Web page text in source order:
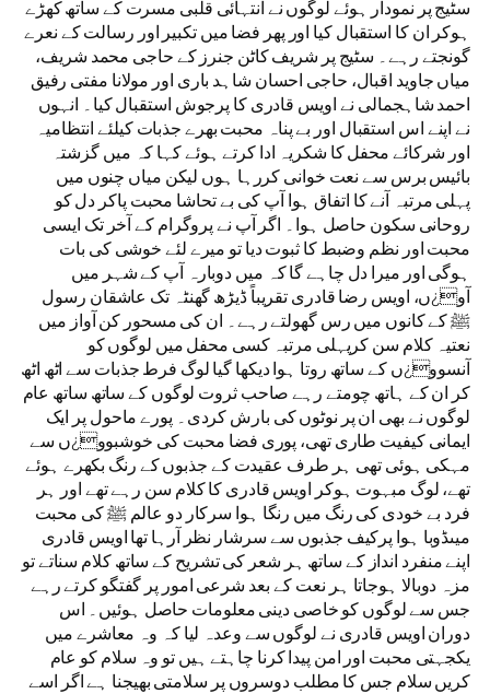
سٹیج پر نمودار ہوئے لوگوں نے انتہائی قلبی مسرت کے ساتھ کھڑے
ہوکر ان کا استقبال کیا اور پھر فضا میں تکبیر اور رسالت کے نعرے
گونجتے رہے۔ سٹیج پر شریف کاٹن جنرز کے حاجی محمد شریف،
میاں جاوید اقبال، حاجی احسان شاہد باری اور مولانا مفتی رفیق
احمد شاہجمالی نے اویس قادری کا پرجوش استقبال کیا۔ انہوں
نے اپنے اس استقبال اور بے پناہ محبت بھرے جذبات کیلئے انتظامیہ
اور شرکائے محفل کا شکریہ ادا کرتے ہوئے کہا کہ میں گزشتہ
بائیس برس سے نعت خوانی کررہا ہوں لیکن میاں چنوں میں
پہلی مرتبہ آنے کا اتفاق ہوا آپ کی بے تحاشا محبت پاکر دل کو
روحانی سکون حاصل ہوا۔ اگر آپ نے پروگرام کے آخر تک ایسی
محبت اور نظم وضبط کا ثبوت دیا تو میرے لئے خوشی کی بات
ہوگی اور میرا دل چاہے گا کہ میں دوبارہ آپ کے شہر میں
آو¿ں، اویس رضا قادری تقریباً ڈیڑھ گھنٹہ تک عاشقان رسول
ﷺ کے کانوں میں رس گھولتے رہے۔ ان کی مسحور کن آواز میں
نعتیہ کلام سن کرپہلی مرتبہ کسی محفل میں لوگوں کو
آنسوو¿ں کے ساتھ روتا ہوا دیکھا گیا لوگ فرط جذبات سے اٹھ اٹھ
کر ان کے ہاتھ چومتے رہے صاحب ثروت لوگوں کے ساتھ ساتھ عام
لوگوں نے بھی ان پر نوٹوں کی بارش کردی۔ پورے ماحول پر ایک
ایمانی کیفیت طاری تھی، پوری فضا محبت کی خوشبوو¿ں سے
مہکی ہوئی تھی ہر طرف عقیدت کے جذبوں کے رنگ بکھرے ہوئے
تھے، لوگ مبہوت ہوکر اویس قادری کا کلام سن رہے تھے اور ہر
فرد بے خودی کی رنگ میں رنگا ہوا سرکار دو عالم ﷺ کی محبت
میںڈوبا ہوا پرکیف جذبوں سے سرشار نظر آرہا تھا اویس قادری
اپنے منفرد انداز کے ساتھ ہر شعر کی تشریح کے ساتھ کلام سناتے تو
مزہ دوبالا ہوجاتا ہر نعت کے بعد شرعی امور پر گفتگو کرتے رہے
جس سے لوگوں کو خاصی دینی معلومات حاصل ہوئیں۔ اس
دوران اویس قادری نے لوگوں سے وعدہ لیا کہ وہ معاشرے میں
یکجہتی محبت اور امن پیدا کرنا چاہتے ہیں تو وہ سلام کو عام
کریں سلام جس کا مطلب دوسروں پر سلامتی بھیجنا ہے اگر اسے